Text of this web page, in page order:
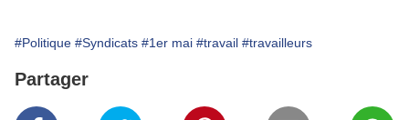
#Politique #Syndicats #1er mai #travail #travailleurs
Partager